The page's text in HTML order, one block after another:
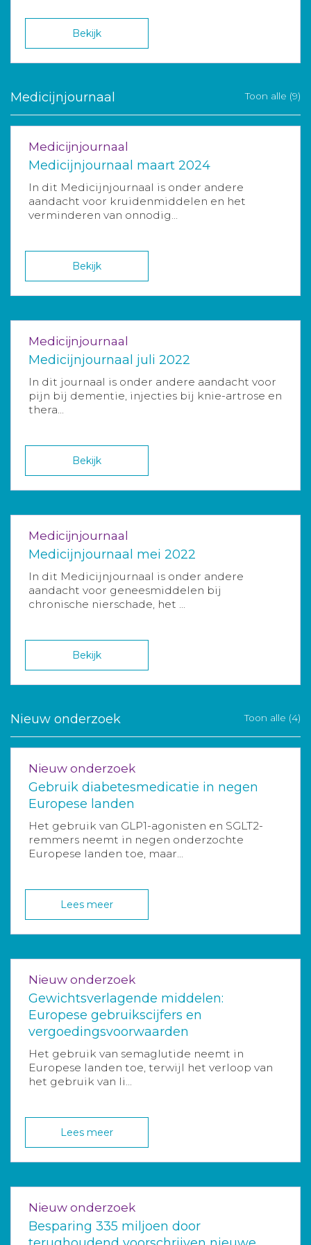
Bekijk
Medicijnjournaal Toon alle (9)
Medicijnjournaal
Medicijnjournaal maart 2024
In dit Medicijnjournaal is onder andere
aandacht voor kruidenmiddelen en het
verminderen van onnodig...
Bekijk
Medicijnjournaal
Medicijnjournaal juli 2022
In dit journaal is onder andere aandacht voor
pijn bij dementie, injecties bij knie-artrose en
thera...
Bekijk
Medicijnjournaal
Medicijnjournaal mei 2022
In dit Medicijnjournaal is onder andere
aandacht voor geneesmiddelen bij
chronische nierschade, het ...
Bekijk
Nieuw onderzoek Toon alle (4)
Nieuw onderzoek
Gebruik diabetesmedicatie in negen
Europese landen
Het gebruik van GLP1-agonisten en SGLT2-
remmers neemt in negen onderzochte
Europese landen toe, maar...
Lees meer
Nieuw onderzoek
Gewichtsverlagende middelen:
Europese gebruikscijfers en
vergoedingsvoorwaarden
Het gebruik van semaglutide neemt in
Europese landen toe, terwijl het verloop van
het gebruik van li...
Lees meer
Nieuw onderzoek
Besparing 335 miljoen door